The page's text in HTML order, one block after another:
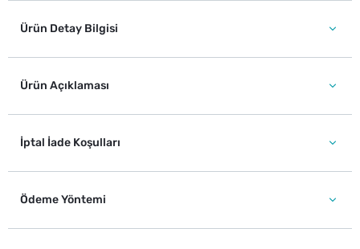
Ürün Detay Bilgisi
Ürün Açıklaması
İptal İade Koşulları
Ödeme Yöntemi